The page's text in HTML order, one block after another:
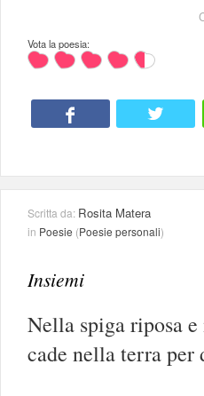
Vota la poesia:
Scritta da: Rosita Matera
in Poesie (Poesie personali)
Insiemi
Nella spiga riposa
cade nella terra per